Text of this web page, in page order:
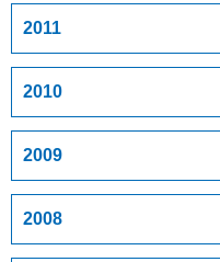
2011
2010
2009
2008